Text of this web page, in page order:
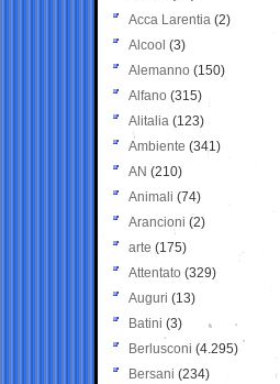
Acca Larentia (2)
Alcool (3)
Alemanno (150)
Alfano (315)
Alitalia (123)
Ambiente (341)
AN (210)
Animali (74)
Arancioni (2)
arte (175)
Attentato (329)
Auguri (13)
Batini (3)
Berlusconi (4.295)
Bersani (234)